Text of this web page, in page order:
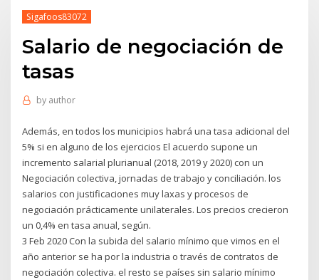
Sigafoos83072
Salario de negociación de
tasas
by author
Además, en todos los municipios habrá una tasa adicional del
5% si en alguno de los ejercicios El acuerdo supone un
incremento salarial plurianual (2018, 2019 y 2020) con un
Negociación colectiva, jornadas de trabajo y conciliación. los
salarios con justificaciones muy laxas y procesos de
negociación prácticamente unilaterales. Los precios crecieron
un 0,4% en tasa anual, según.
3 Feb 2020 Con la subida del salario mínimo que vimos en el
año anterior se ha por la industria o través de contratos de
negociación colectiva. el resto se países sin salario mínimo